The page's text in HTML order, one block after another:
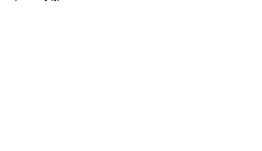
immobilier